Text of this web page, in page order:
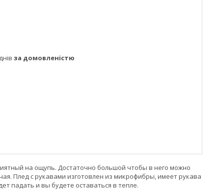
за домовленістю
на ощупь. Достаточно большой чтобы в него можно
Плед с рукавами изготовлен из микрофибры, имеет рукава
падать и вы будете оставаться в тепле.